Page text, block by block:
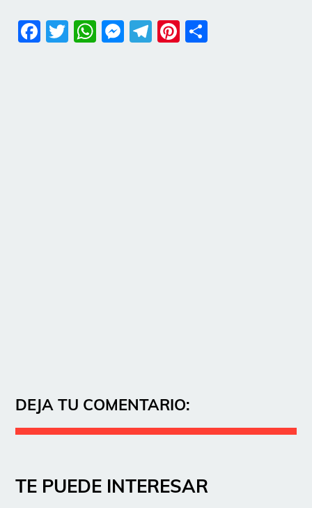
Facebook
Twitter
WhatsApp
Messenger
Telegram
Pinterest
DEJA TU COMENTARIO:
TE PUEDE INTERESAR